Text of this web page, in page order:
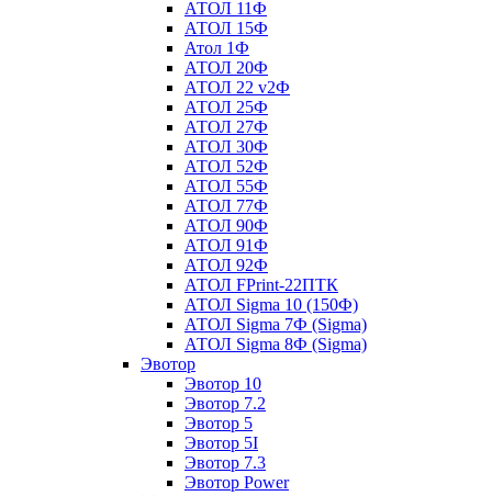
АТОЛ 11Ф
АТОЛ 15Ф
Атол 1Ф
АТОЛ 20Ф
АТОЛ 22 v2Ф
АТОЛ 25Ф
АТОЛ 27Ф
АТОЛ 30Ф
АТОЛ 52Ф
АТОЛ 55Ф
АТОЛ 77Ф
АТОЛ 90Ф
АТОЛ 91Ф
АТОЛ 92Ф
АТОЛ FPrint-22ПТК
АТОЛ Sigma 10 (150Ф)
АТОЛ Sigma 7Ф (Sigma)
АТОЛ Sigma 8Ф (Sigma)
Эвотор
Эвотор 10
Эвотор 7.2
Эвотор 5
Эвотор 5I
Эвотор 7.3
Эвотор Power